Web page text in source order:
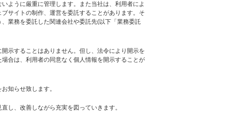
ように厳重に管理します。また当社は、利用者によ
サイトの制作、運営を委託することがあります。そ
業務を委託した関連会社や委託先(以下「業務委託
示することはありません。但し、法令により開示を
合は、利用者の同意なく個人情報を開示することが
知らせ致します。
し、改善しながら充実を図っていきます。